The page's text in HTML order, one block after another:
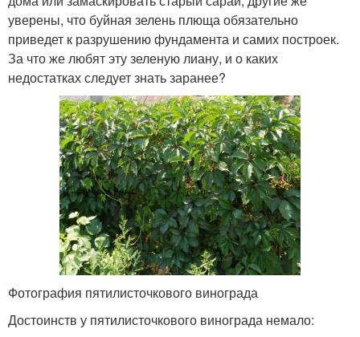
уверены, что буйная зелень плюща обязательно
приведет к разрушению фундамента и самих построек.
За что же любят эту зеленую лиану, и о каких
недостатках следует знать заранее?
Фотография пятилисточкового винограда
Достоинств у пятилисточкового винограда немало: